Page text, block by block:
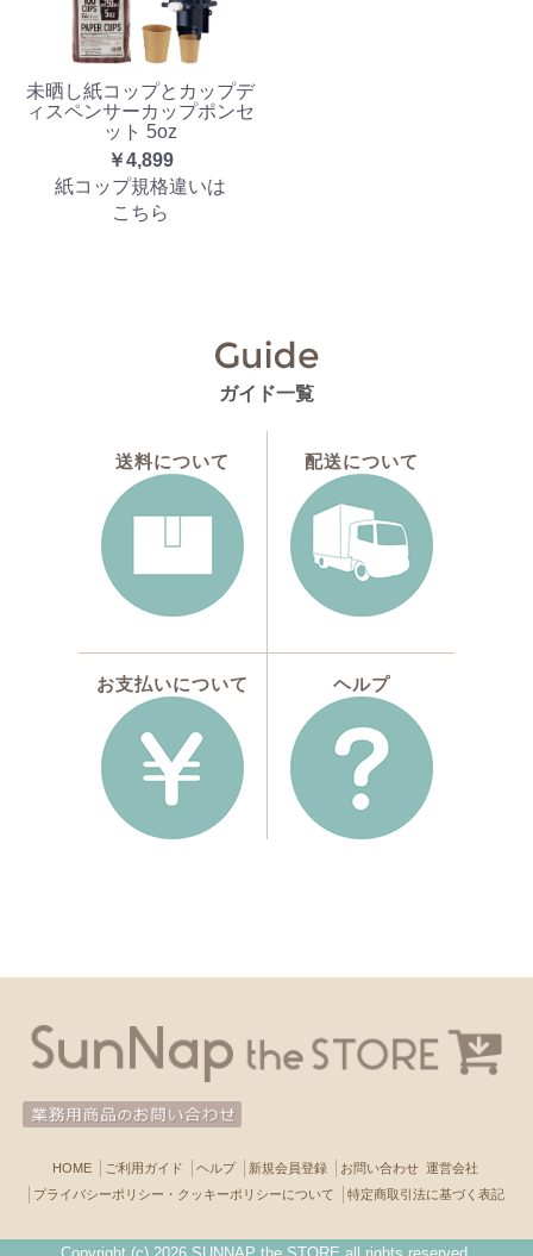
未晒し紙コップとカップデ
ィスペンサーカップポンセ
ット 5oz
￥4,899
紙コップ規格違いは
こちら
ガイド一覧
送料について 配送について
お支払いについて ヘルプ
HOME ご利用ガイド ヘルプ 新規会員登録 お問い合わせ 運営会社
プライバシーポリシー・クッキーポリシーについて
特定商取引法に基づく表記